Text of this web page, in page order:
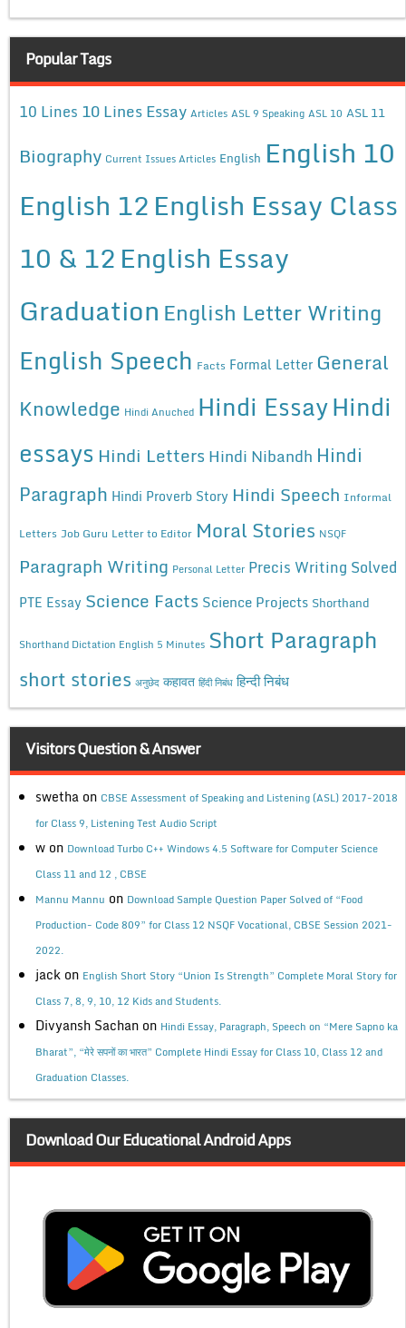
Popular Tags
10 Lines 10 Lines Essay Articles ASL 9 Speaking ASL 10 ASL 11
Biography Current Issues Articles English English 10
English 12English Essay Class
10 & 12English Essay
Graduation English Letter Writing
English Speech Facts Formal Letter General
Knowledge Hindi Anuched Hindi EssayHindi
essays Hindi Letters Hindi Nibandh Hindi
Paragraph Hindi Proverb Story Hindi Speech Informal
Letters Job Guru Letter to Editor Moral Stories NSQF
Paragraph Writing Personal Letter Precis Writing Solved
PTE Essay Science Facts Science Projects Shorthand
Shorthand Dictation English 5 Minutes Short Paragraph
short stories अनुछेद कहावत हिंदी निबंध हिन्दी निबंध
Visitors Question & Answer
swetha on CBSE Assessment of Speaking and Listening (ASL) 2017-2018
for Class 9, Listening Test Audio Script
w on Download Turbo C++ Windows 4.5 Software for Computer Science
Class 11 and 12 , CBSE
Mannu Mannu on Download Sample Question Paper Solved of “Food
Production- Code 809” for Class 12 NSQF Vocational, CBSE Session 2021-
2022.
jack on English Short Story “Union Is Strength” Complete Moral Story for
Class 7, 8, 9, 10, 12 Kids and Students.
Divyansh Sachan on Hindi Essay, Paragraph, Speech on “Mere Sapno ka
Bharat”, “मेरे सपनों का भारत” Complete Hindi Essay for Class 10, Class 12 and
Graduation Classes.
Download Our Educational Android Apps